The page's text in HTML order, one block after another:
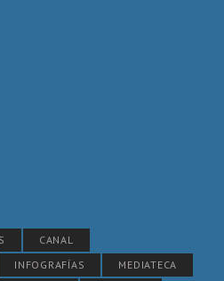
CANAL
INFOGRAFÍAS
MEDIATECA